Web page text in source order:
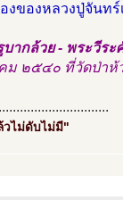
องของหลวงปู่จัน
บากล้วย - พระวีร
ม ๒๕๔๐ ที่วัดป่าห้
วไม่ดับไม่มี"